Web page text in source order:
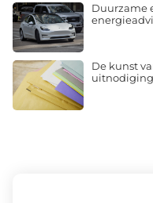
Duurzame
De kunst